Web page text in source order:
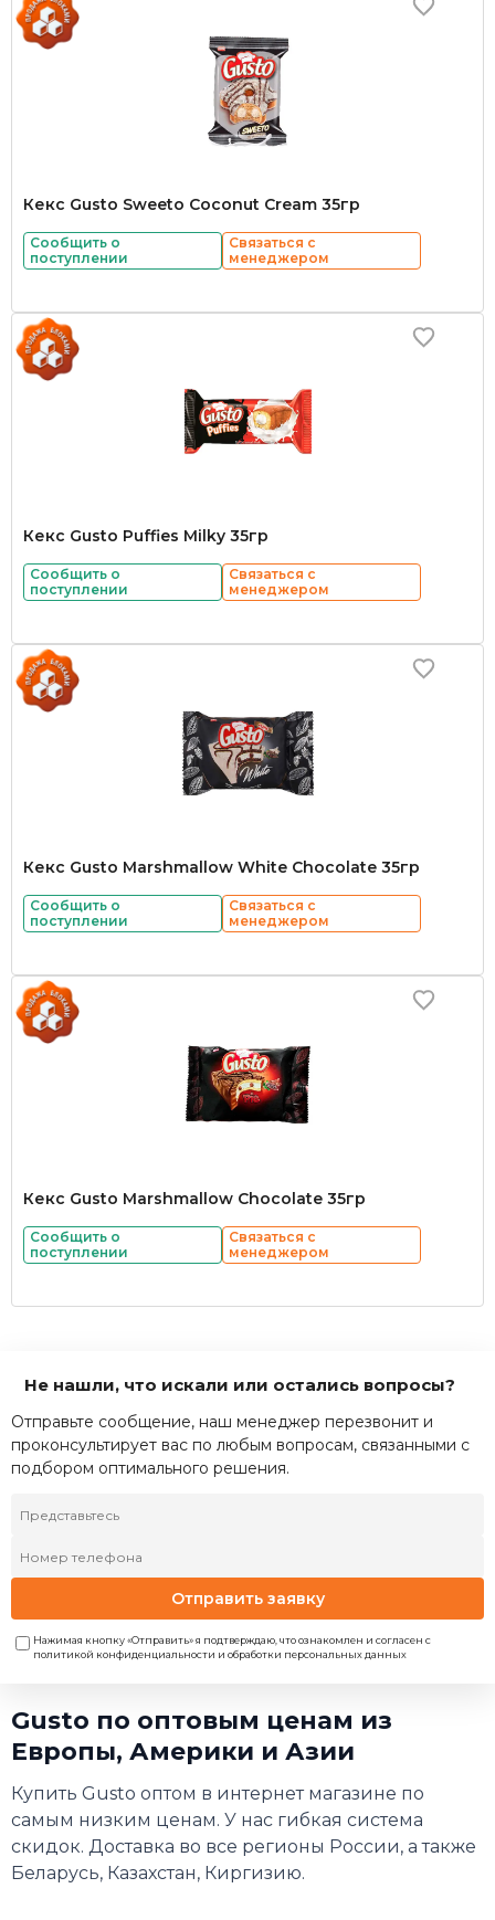
Кекс Gusto Sweeto Coconut Cream 35гр
Сообщить о
поступлении
Связаться с
менеджером
Кекс Gusto Puffies Milky 35гр
Сообщить о
поступлении
Связаться с
менеджером
Кекс Gusto Marshmallow White Chocolate 35гр
Сообщить о
поступлении
Связаться с
менеджером
Кекс Gusto Marshmallow Chocolate 35гр
Сообщить о
поступлении
Связаться с
менеджером
Не нашли, что искали или остались вопросы?
Отправьте сообщение, наш менеджер перезвонит и
проконсультирует вас по любым вопросам, связанными с
подбором оптимального решения.
Отправить заявку
Нажимая кнопку «Отправить» я подтверждаю, что ознакомлен и согласен с
политикой конфиденциальности и обработки персональных данных
Gusto по оптовым ценам из
Европы, Америки и Азии
Купить Gusto оптом в интернет магазине по
самым низким ценам. У нас гибкая система
скидок. Доставка во все регионы России, а также
Беларусь, Казахстан, Киргизию.